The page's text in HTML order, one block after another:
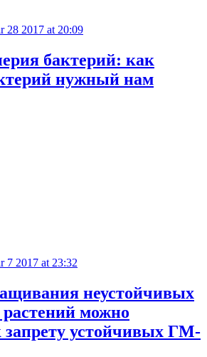
28 2017 at 20:09
бактерий: как
нужный нам
7 2017 at 23:32
неустойчивых
можно
запрету устойчивых ГМ-